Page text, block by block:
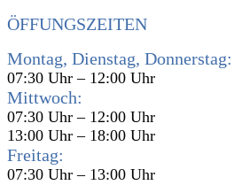
ÖFFUNGSZEITEN
Montag, Dienstag, Donnerstag:
07:30 Uhr – 12:00 Uhr
Mittwoch:
07:30 Uhr – 12:00 Uhr
13:00 Uhr – 18:00 Uhr
Freitag:
07:30 Uhr – 13:00 Uhr